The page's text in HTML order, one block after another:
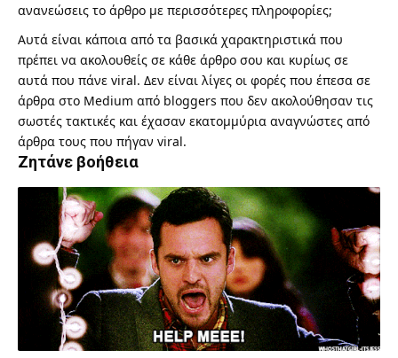
ανανεώσεις το άρθρο με περισσότερες πληροφορίες;
Αυτά είναι κάποια από τα βασικά χαρακτηριστικά που
πρέπει να ακολουθείς σε κάθε άρθρο σου και κυρίως σε
αυτά που πάνε viral. Δεν είναι λίγες οι φορές που έπεσα σε
άρθρα στο Medium από bloggers που δεν ακολούθησαν τις
σωστές τακτικές και έχασαν εκατομμύρια αναγνώστες από
άρθρα τους που πήγαν viral.
Ζητάνε βοήθεια